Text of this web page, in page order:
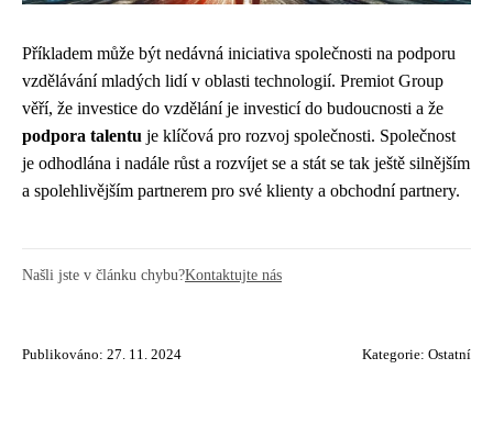
Příkladem může být nedávná iniciativa společnosti na podporu
vzdělávání mladých lidí v oblasti technologií. Premiot Group
věří, že investice do vzdělání je investicí do budoucnosti a že
podpora talentu je klíčová pro rozvoj společnosti. Společnost
je odhodlána i nadále růst a rozvíjet se a stát se tak ještě silnějším
a spolehlivějším partnerem pro své klienty a obchodní partnery.
Našli jste v článku chybu?Kontaktujte nás
Publikováno: 27. 11. 2024 Kategorie: Ostatní